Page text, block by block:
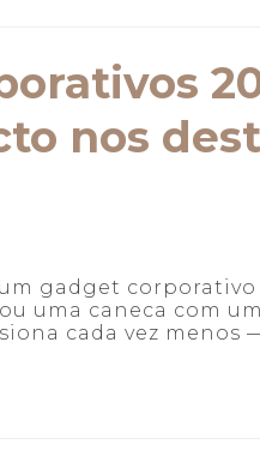
nos
gadget corporativo
uma caneca com
cada vez menos